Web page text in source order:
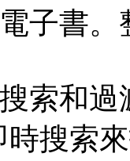
子書。
索和過
時搜索